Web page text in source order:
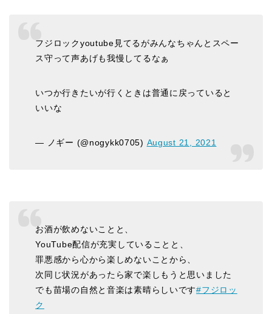
フジロックyoutube見てるがみんなちゃんとスペー
ス守って声あげも我慢してるなぁ
いつか行きたいが行くときは普通に戻っていると
いいな
— ノギー (@nogykk0705) August 21, 2021
お酒が飲めないことと、
YouTube配信が充実していることと、
罪悪感から心から楽しめないことから、
次同じ状況があったら家で楽しもうと思いました
でも苗場の自然と音楽は素晴らしいです#フジロッ
ク